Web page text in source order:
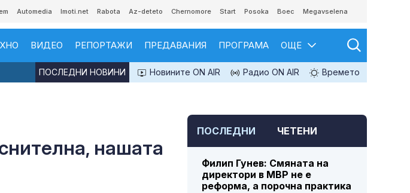
Automedia Imoti.net Rabota Az-deteto Chernomore Start Posoka Boec Megavselena
ВИДЕО РЕПОРТАЖИ ПРЕДАВАНИЯ ПРОГРАМА ОЩЕ
Новините ON AIR Радио ON AIR Времето
ПОСЛЕДНИ НОВИНИ
нашата
ПОСЛЕДНИ ЧЕТЕНИ
Филип Гунев: Смяната на
директори в МВР не е
реформа, а порочна практика